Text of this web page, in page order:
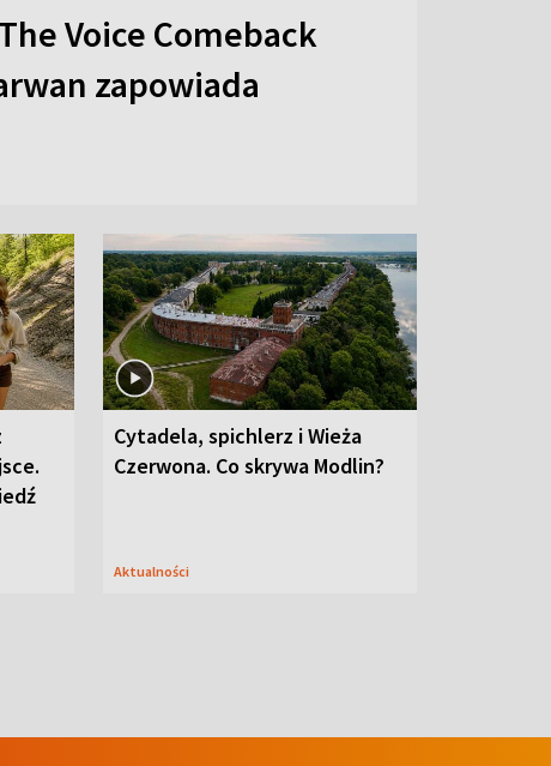
Voice Comeback
zapowiada
Cytadela, spichlerz i Wieża
Czerwona. Co skrywa Modlin?
Aktualności